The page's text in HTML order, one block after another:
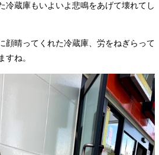
冷蔵庫もいよいよ悲鳴をあげて壊れてし
顔晴ってくれた冷蔵庫、労をねぎらって
すね。